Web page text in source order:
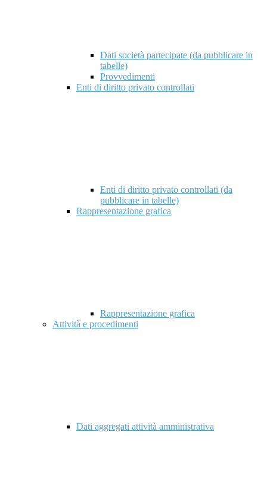
Dati società partecipate (da pubblicare in
tabelle)
Provvedimenti
Enti di diritto privato controllati
Enti di diritto privato controllati (da
pubblicare in tabelle)
Rappresentazione grafica
Rappresentazione grafica
Attività e procedimenti
Dati aggregati attività amministrativa